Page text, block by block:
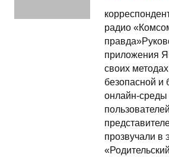
радио
приложения
своих
безопасной и
онлайн-среды
прозвучали